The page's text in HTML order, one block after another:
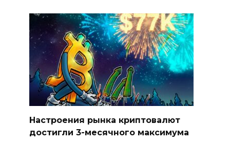
Настроения рынка криптовалют
достигли 3-месячного максимума